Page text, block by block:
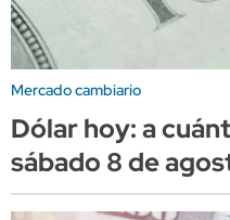
Mercado cambiario
Dólar hoy: a
sábado 8 de